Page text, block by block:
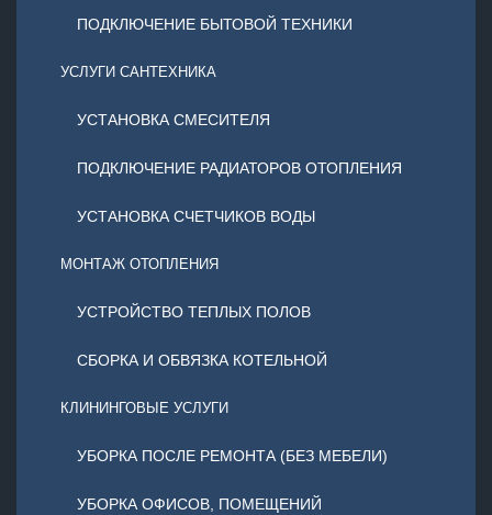
ПОДКЛЮЧЕНИЕ БЫТОВОЙ ТЕХНИКИ
УСЛУГИ САНТЕХНИКА
УСТАНОВКА СМЕСИТЕЛЯ
ПОДКЛЮЧЕНИЕ РАДИАТОРОВ ОТОПЛЕНИЯ
УСТАНОВКА СЧЕТЧИКОВ ВОДЫ
МОНТАЖ ОТОПЛЕНИЯ
УСТРОЙСТВО ТЕПЛЫХ ПОЛОВ
СБОРКА И ОБВЯЗКА КОТЕЛЬНОЙ
КЛИНИНГОВЫЕ УСЛУГИ
УБОРКА ПОСЛЕ РЕМОНТА (БЕЗ МЕБЕЛИ)
УБОРКА ОФИСОВ, ПОМЕЩЕНИЙ